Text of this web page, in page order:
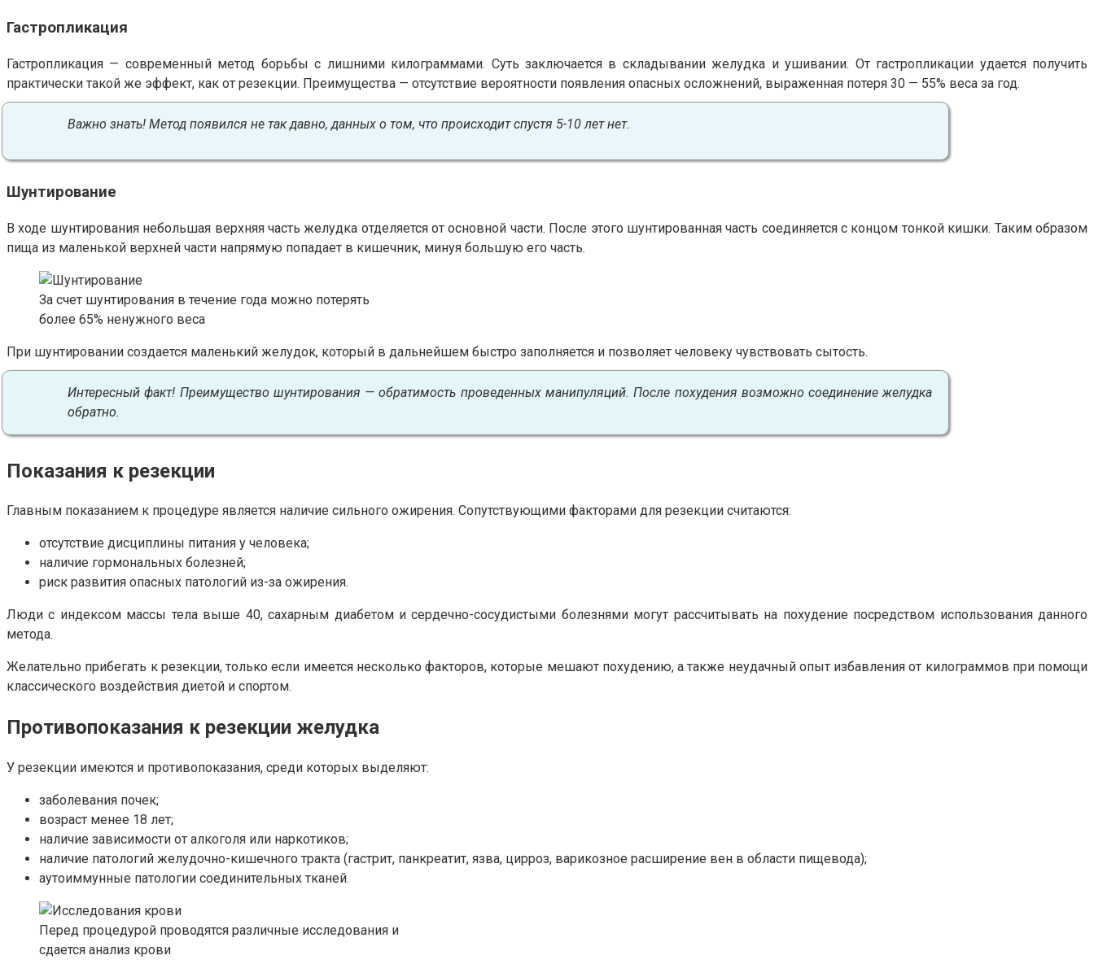
Гастропликация
Гастропликация — современный метод борьбы с лишними килограммами. Суть заключается в складывании желудка и ушивании. От гастропликации удается получить
практически такой же эффект, как от резекции. Преимущества — отсутствие вероятности появления опасных осложнений, выраженная потеря 30 — 55% веса за год.
Важно знать! Метод появился не так давно, данных о том, что происходит спустя 5-10 лет нет.
Шунтирование
В ходе шунтирования небольшая верхняя часть желудка отделяется от основной части. После этого шунтированная часть соединяется с концом тонкой кишки. Таким образом
пища из маленькой верхней части напрямую попадает в кишечник, минуя большую его часть.
За счет шунтирования в течение года можно потерять
более 65% ненужного веса
При шунтировании создается маленький желудок, который в дальнейшем быстро заполняется и позволяет человеку чувствовать сытость.
Интересный факт! Преимущество шунтирования — обратимость проведенных манипуляций. После похудения возможно соединение желудка
обратно.
Показания к резекции
Главным показанием к процедуре является наличие сильного ожирения. Сопутствующими факторами для резекции считаются:
отсутствие дисциплины питания у человека;
наличие гормональных болезней;
риск развития опасных патологий из-за ожирения.
Люди с индексом массы тела выше 40, сахарным диабетом и сердечно-сосудистыми болезнями могут рассчитывать на похудение посредством использования данного
метода.
Желательно прибегать к резекции, только если имеется несколько факторов, которые мешают похудению, а также неудачный опыт избавления от килограммов при помощи
классического воздействия диетой и спортом.
Противопоказания к резекции желудка
У резекции имеются и противопоказания, среди которых выделяют:
заболевания почек;
возраст менее 18 лет;
наличие зависимости от алкоголя или наркотиков;
наличие патологий желудочно-кишечного тракта (гастрит, панкреатит, язва, цирроз, варикозное расширение вен в области пищевода);
аутоиммунные патологии соединительных тканей.
Перед процедурой проводятся различные исследования и
сдается анализ крови